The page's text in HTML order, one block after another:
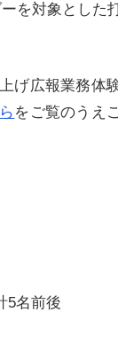
を対象とした
げ広報業務体
をご覧のうえ
5名前後